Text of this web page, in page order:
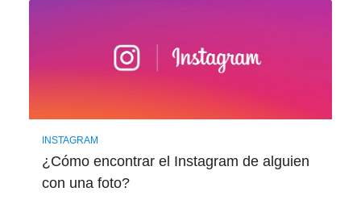
INSTAGRAM
¿Cómo encontrar el Instagram de alguien
con una foto?